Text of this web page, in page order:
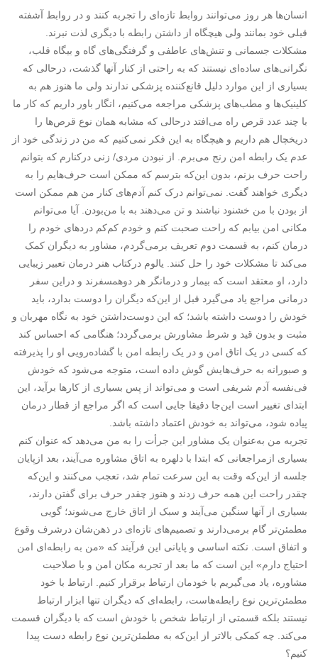
انسان‌ها هر روز می‌توانند روابط تازه‌ای را تجربه کنند و در روابط آشفته
قبلی خود بمانند ولی هیچگاه از داشتن رابطه با دیگری لذت نبرند.
مشکلات جسمانی و تنش‌های عاطفی و گرفتگی‌های گاه و بیگاه قلب،
نگرانی‌های ساده‌ای نیستند که به راحتی از کنار آنها گذشت، درحالی ‌که
بسیاری از این موارد دلیل قانع‌کننده پزشکی ندارند ولی ما هنوز هم به
کلینیک‌ها و مطب‌های پزشکی مراجعه می‌کنیم، انگار باور داریم که کار ما
با چند عدد قرص راه می‌افتد درحالی ‌که مشابه همان نوع قرص‌ها را
دریخچال هم داریم و هیچگاه به این فکر نمی‌کنیم که من در زندگی خود از
عدم یک رابطه امن رنج می‌برم. از نبودن مردی/ زنی درکنارم که بتوانم
راحت حرف بزنم، بدون این‌که بترسم که ممکن است حرف‌هایم را به
دیگری خواهند گفت. نمی‌توانم درک کنم آدم‌های کنار من هم ممکن است
از بودن با من خشنود نباشند و تن می‌دهند به با من‌بودن. آیا می‌توانم
مکانی امن بیابم که راحت صحبت کنم و خودم کم‌کم دردهای خودم را
درمان کنم، به قسمت دوم تعریف برمی‌گردم، مشاور به دیگران کمک
می‌کند تا مشکلات خود را حل کنند. یالوم درکتاب هنر درمان تعبیر زیبایی
دارد، او معتقد است که بیمار و درمانگر هر دوهمسفرند و دراین سفر
درمانی مراجع یاد می‌گیرد قبل از این‌که دیگران را دوست بدارد، باید
خودش را دوست داشته باشد؛ که این دوست‌داشتن خود به نگاه مهربان و
مثبت و بدون قید و شرط مشاورش برمی‌گردد؛ هنگامی که احساس کند
که کسی در یک اتاق امن و در یک رابطه امن با گشاده‌رویی او را پذیرفته
و صبورانه به حرف‌هایش گوش داده است، متوجه می‌شود که خودش
فی‌نفسه آدم شریفی است و می‌تواند از پس بسیاری از کارها برآید، این
ابتدای تغییر است این‌جا دقیقا جایی است که اگر مراجع از قطار درمان
پیاده شود، می‌تواند به خودش اعتماد داشته باشد.
تجربه من به‌عنوان یک مشاور این جرأت را به من می‌دهد که عنوان کنم
بسیاری ازمراجعانی که ابتدا با دلهره به اتاق مشاوره می‌آیند، بعد ازپایان
جلسه از این‌که وقت به این سرعت تمام شد، تعجب می‌کنند و این‌که
چقدر راحت این همه حرف زدند و هنوز چقدر حرف برای گفتن دارند،
بسیاری از آنها سنگین می‌آیند و سبک از اتاق خارج می‌شوند؛ گویی
مطمئن‌تر گام برمی‌دارند و تصمیم‌های تازه‌ای در ذهن‌شان درشرف وقوع
و اتفاق است. نکته اساسی و پایانی این فرآیند که «من به رابطه‌ای امن
احتیاج دارم» این است که ما بعد از تجربه مکان امن و با صلاحیت
مشاوره، یاد می‌گیریم با خودمان ارتباط برقرار کنیم. ارتباط با خود
مطمئن‌ترین نوع رابطه‌هاست، رابطه‌ای که دیگران تنها ابزار ارتباط
نیستند بلکه قسمتی از ارتباط شخص با خودش است که با دیگران قسمت
می‌کند. چه کمکی بالاتر از این‌که به مطمئن‌ترین نوع رابطه دست پیدا
کنیم؟